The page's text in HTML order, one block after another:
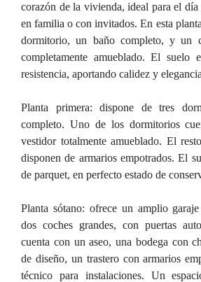
corazón de la vivienda, ideal para el
en familia o con invitados. En esta
dormitorio, un baño completo, y un
completamente amueblado. El suelo
resistencia, aportando calidez y
Planta primera: dispone de tres
completo. Uno de los dormitorios
vestidor totalmente amueblado. El
disponen de armarios empotrados. El
de parquet, en perfecto estado de
Planta sótano: ofrece un amplio
dos coches grandes, con puertas
cuenta con un aseo, una bodega con
de diseño, un trastero con armarios
técnico para instalaciones. Un